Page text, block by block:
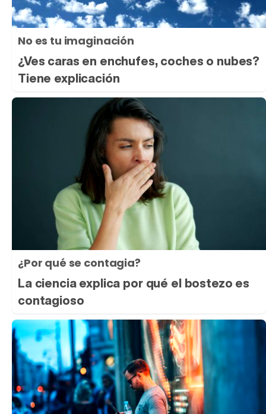
No es tu imaginación
¿Ves caras en enchufes, coches o nubes?
Tiene explicación
¿Por qué se contagia?
La ciencia explica por qué el bostezo es
contagioso